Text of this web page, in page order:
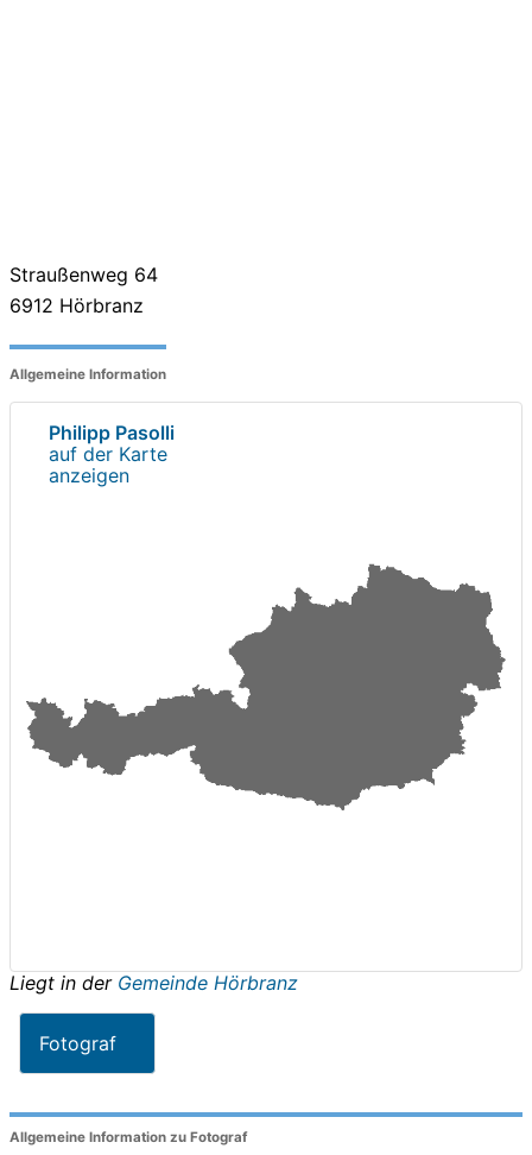
Straußenweg 64
6912 Hörbranz
Allgemeine Information
Philipp Pasolli
auf der Karte
anzeigen
Liegt in der Gemeinde Hörbranz
Fotograf
Allgemeine Information zu Fotograf